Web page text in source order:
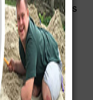
dr. Kovács
amihez mi,
Először
naponta
budapesti